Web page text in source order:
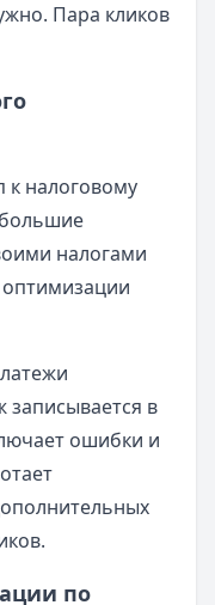
Пара кликов
к налоговому
налогами
в
ошибки и
по